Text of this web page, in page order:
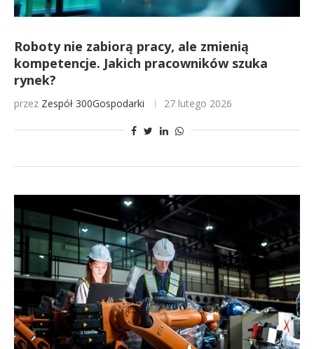
Roboty nie zabiorą pracy, ale zmienią
kompetencje. Jakich pracowników szuka
rynek?
przez Zespół 300Gospodarki 27 lutego 2026